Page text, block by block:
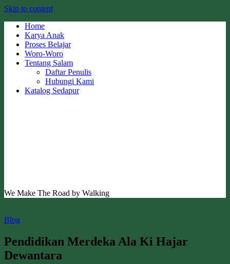
Skip to content
Home
Karya Anak
Proses Belajar
Woro-Woro
Tentang Salam
Daftar Penulis
Hubungi Kami
Katalog Sedapur
We Make The Road by Walking
Blog
Pendidikan Merdeka Ala Ki Hajar
Dewantara